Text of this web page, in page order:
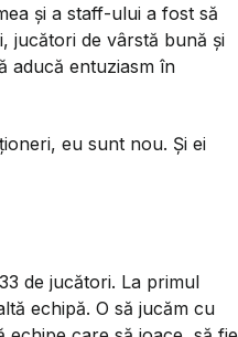
și a staff-ului a fost să
jucători de vârstă bună și
aducă entuziasm în
eu sunt nou. Și ei
de jucători. La primul
echipă. O să jucăm cu